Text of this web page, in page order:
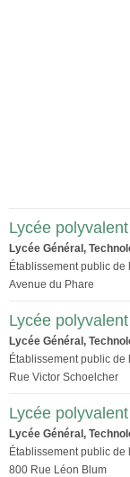
Lycée
Lycée Général,
Établissement public de
Avenue du Phare
Lycée
Lycée Général,
Établissement public de
Rue Victor Schoelcher
Lycée
Lycée Général,
Établissement public de
800 Rue Léon Blum